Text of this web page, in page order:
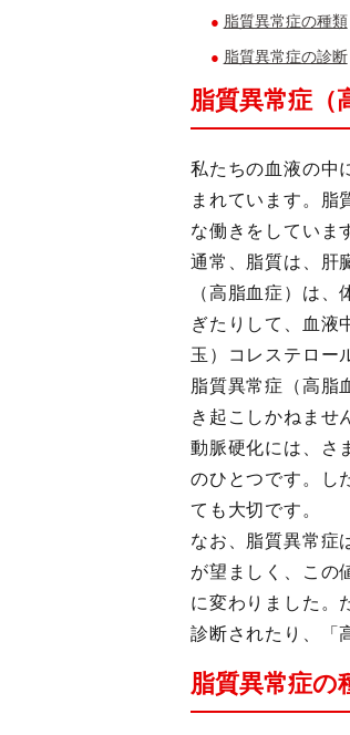
脂質異常症の種類
脂質異常症の診断
脂質異常症（
私たちの血液の中
まれています。脂
な働きをしていま
通常、脂質は、肝
（高脂血症）は
ぎたりして、血液
玉）コレステロー
脂質異常症（高脂
き起こしかねませ
動脈硬化には、さ
のひとつです。し
ても大切です。
なお、脂質異常症
が望ましく、この
に変わりました。
診断されたり、「
脂質異常症の